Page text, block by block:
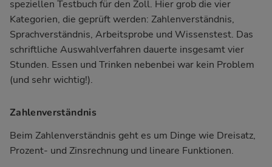
speziellen Testbuch für den Zoll. Hier grob die vier
Kategorien, die geprüft werden: Zahlenverständnis,
Sprachverständnis, Arbeitsprobe und Wissenstest. Das
schriftliche Auswahlverfahren dauerte insgesamt vier
Stunden. Essen und Trinken nebenbei war kein Problem
(und sehr wichtig!).
Zahlenverständnis
Beim Zahlenverständnis geht es um Dinge wie Dreisatz,
Prozent- und Zinsrechnung und lineare Funktionen.